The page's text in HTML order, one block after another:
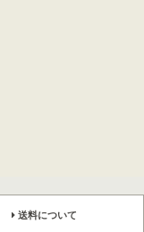
送料について